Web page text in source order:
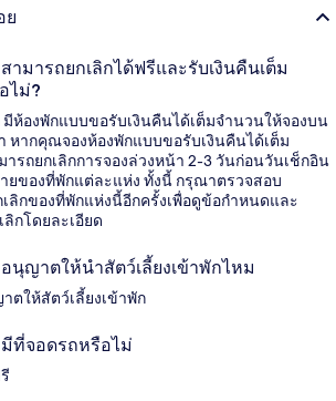
ย
ามารถยกเลิกได้ฟรีและรับเงินคืนเต็ม
ไม่?
มีห้องพักแบบขอรับเงินคืนได้เต็มจำนวนให้จองบน
หากคุณจองห้องพักแบบขอรับเงินคืนได้เต็ม
รถยกเลิกการจองล่วงหน้า 2-3 วันก่อนวันเช็กอิน
ยของที่พักแต่ละแห่ง ทั้งนี้ กรุณาตรวจสอบ
ลิกของที่พักแห่งนี้อีกครั้งเพื่อดูข้อกำหนดและ
ลิกโดยละเอียด
อนุญาตให้นำสัตว์เลี้ยงเข้าพักไหม
ตให้สัตว์เลี้ยงเข้าพัก
มีที่จอดรถหรือไม่